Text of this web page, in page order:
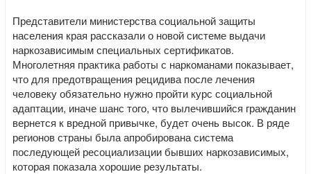
Представители министерства социальной защиты
населения края рассказали о новой системе выдачи
наркозависимым специальных сертификатов.
Многолетняя практика работы с наркоманами показывает,
что для предотвращения рецидива после лечения
человеку обязательно нужно пройти курс социальной
адаптации, иначе шанс того, что вылечившийся гражданин
вернется к вредной привычке, будет очень высок. В ряде
регионов страны была апробирована система
последующей ресоциализации бывших наркозависимых,
которая показала хорошие результаты.